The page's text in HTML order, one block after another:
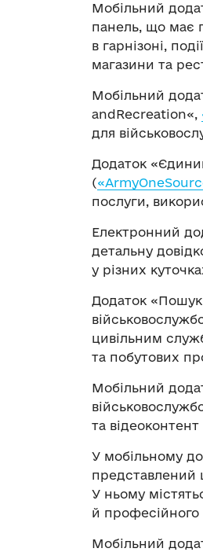
Мобільний
панель, що має
в гарнізоні,
магазини та
Мобільний
andRecreation«,
для
Додаток
(
послуги,
Електронний
детальну
у різних
Додаток
цивільним
та побутових
Мобільний
та
У мобільному
представлений
У ньому
й професійного
Мобільний